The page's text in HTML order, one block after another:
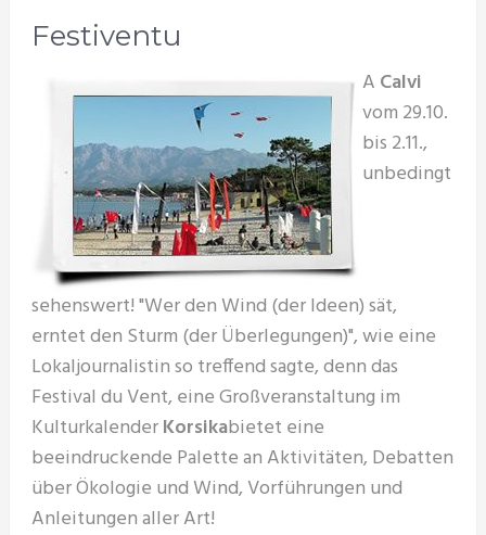
Festiventu
A Calvi
vom 29.10.
bis 2.11.,
unbedingt
sehenswert! "Wer den Wind (der Ideen) sät,
erntet den Sturm (der Überlegungen)", wie eine
Lokaljournalistin so treffend sagte, denn das
Festival du Vent, eine Großveranstaltung im
KulturkalenderKorsikabietet eine
beeindruckende Palette an Aktivitäten, Debatten
über Ökologie und Wind, Vorführungen und
Anleitungen aller Art!